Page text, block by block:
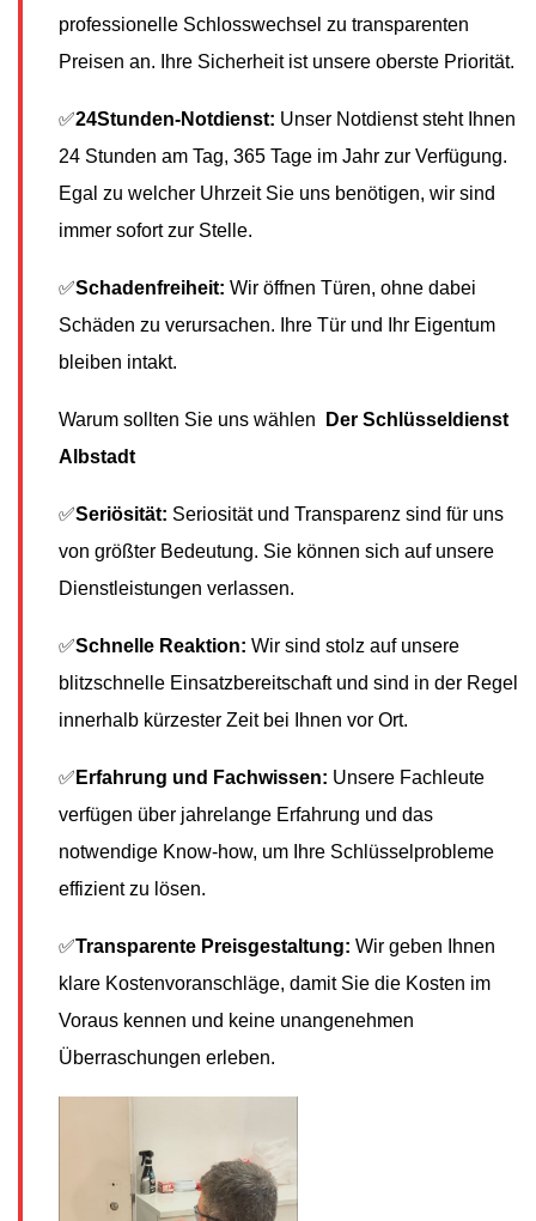
professionelle Schlosswechsel zu transparenten
Preisen an. Ihre Sicherheit ist unsere oberste Priorität.
✅24Stunden-Notdienst: Unser Notdienst steht Ihnen
24 Stunden am Tag, 365 Tage im Jahr zur Verfügung.
Egal zu welcher Uhrzeit Sie uns benötigen, wir sind
immer sofort zur Stelle.
✅Schadenfreiheit: Wir öffnen Türen, ohne dabei
Schäden zu verursachen. Ihre Tür und Ihr Eigentum
bleiben intakt.
Warum sollten Sie uns wählen
Der Schlüsseldienst
Albstadt
✅Seriösität: Seriosität und Transparenz sind für uns
von größter Bedeutung. Sie können sich auf unsere
Dienstleistungen verlassen.
✅Schnelle Reaktion: Wir sind stolz auf unsere
blitzschnelle Einsatzbereitschaft und sind in der Regel
innerhalb kürzester Zeit bei Ihnen vor Ort.
✅ Erfahrung und Fachwissen: Unsere Fachleute
verfügen über jahrelange Erfahrung und das
notwendige Know-how, um Ihre Schlüsselprobleme
effizient zu lösen.
✅Transparente Preisgestaltung: Wir geben Ihnen
klare Kostenvoranschläge, damit Sie die Kosten im
Voraus kennen und keine unangenehmen
Überraschungen erleben.